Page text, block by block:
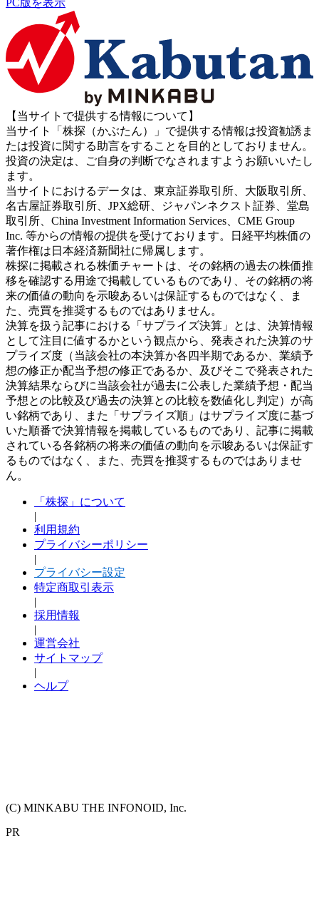
PC版を表示
【当サイトで提供する情報について】
当サイト「株探（かぶたん）」で提供する情報は投資勧誘ま
たは投資に関する助言をすることを目的としておりません。
投資の決定は、ご自身の判断でなされますようお願いいたし
ます。
当サイトにおけるデータは、東京証券取引所、大阪取引所、
名古屋証券取引所、JPX総研、ジャパンネクスト証券、堂島
取引所、China Investment Information Services、CME Group
Inc. 等からの情報の提供を受けております。日経平均株価の
著作権は日本経済新聞社に帰属します。
株探に掲載される株価チャートは、その銘柄の過去の株価推
移を確認する用途で掲載しているものであり、その銘柄の将
来の価値の動向を示唆あるいは保証するものではなく、ま
た、売買を推奨するものではありません。
決算を扱う記事における「サプライズ決算」とは、決算情報
として注目に値するかという観点から、発表された決算のサ
プライズ度（当該会社の本決算か各四半期であるか、業績予
想の修正か配当予想の修正であるか、及びそこで発表された
決算結果ならびに当該会社が過去に公表した業績予想・配当
予想との比較及び過去の決算との比較を数値化し判定）が高
い銘柄であり、また「サプライズ順」はサプライズ度に基づ
いた順番で決算情報を掲載しているものであり、記事に掲載
されている各銘柄の将来の価値の動向を示唆あるいは保証す
るものではなく、また、売買を推奨するものではありませ
ん。
「株探」について
|
利用規約
プライバシーポリシー
|
プライバシー設定
特定商取引表示
|
採用情報
|
運営会社
サイトマップ
|
ヘルプ
(C) MINKABU THE INFONOID, Inc.
PR